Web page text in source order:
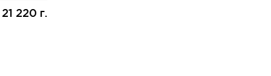
21 220 г.